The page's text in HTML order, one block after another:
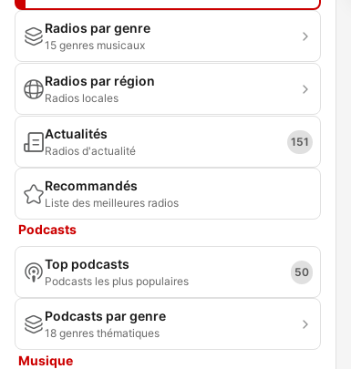
Radios par genre
15 genres musicaux
Radios par région
Radios locales
Actualités
Radios d'actualité
151
Recommandés
Liste des meilleures radios
Podcasts
Top podcasts
Podcasts les plus populaires
50
Podcasts par genre
18 genres thématiques
Musique